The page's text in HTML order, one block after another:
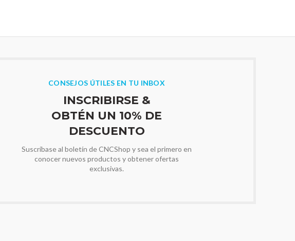
CONSEJOS ÚTILES EN TU INBOX
INSCRIBIRSE &
OBTÉN UN 10% DE
DESCUENTO
Suscríbase al boletín de CNCShop y sea el primero en
conocer nuevos productos y obtener ofertas
exclusivas.